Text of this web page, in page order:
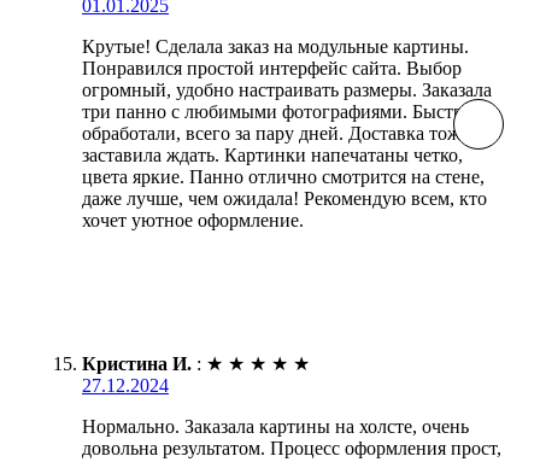
01.01.2025
Крутые! Сделала заказ на модульные картины.
Понравился простой интерфейс сайта. Выбор
огромный, удобно настраивать размеры. Заказала
три панно с любимыми фотографиями. Быстро
обработали, всего за пару дней. Доставка тоже не
заставила ждать. Картинки напечатаны четко,
цвета яркие. Панно отлично смотрится на стене,
даже лучше, чем ожидала! Рекомендую всем, кто
хочет уютное оформление.
Кристина И. : ★ ★ ★ ★ ★
27.12.2024
Нормально. Заказала картины на холсте, очень
довольна результатом. Процесс оформления прост,